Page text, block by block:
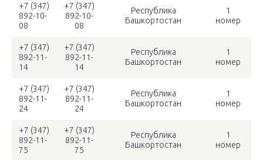
+7 (347)
892-10-
08
+7 (347)
892-10-
08
Республика
Башкортостан
1
номер
+7 (347)
892-11-
14
+7 (347)
892-11-
14
Республика
Башкортостан
1
номер
+7 (347)
892-11-
24
+7 (347)
892-11-
24
Республика
Башкортостан
1
номер
+7 (347)
892-11-
75
+7 (347)
892-11-
75
Республика
Башкортостан
1
номер